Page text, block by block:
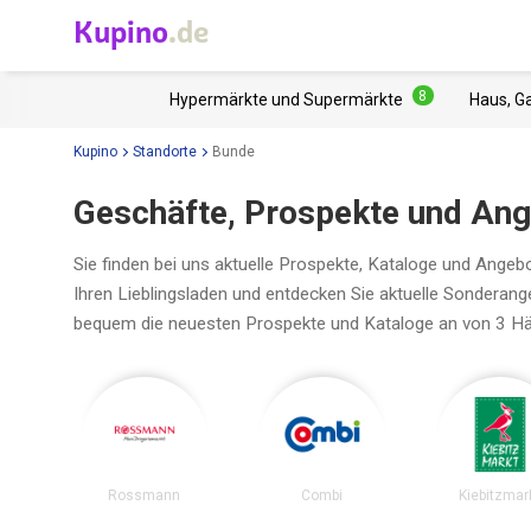
Kupino.de
Hypermärkte und Supermärkte 8 Haus,
Kupino Standorte Bunde
Geschäfte, Prospekte und
Sie finden bei uns aktuelle Prospekte, Kataloge und
Ihren Lieblingsladen und entdecken Sie aktuelle
bequem die neuesten Prospekte und Kataloge an von 3
Rossmann Combi